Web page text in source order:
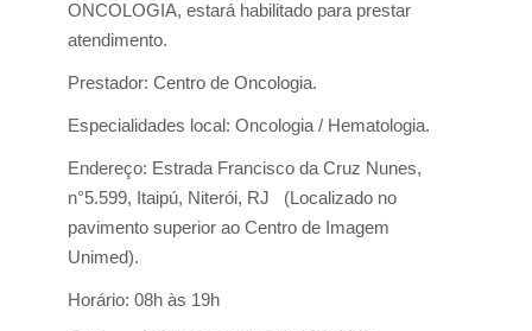
ONCOLOGIA, estará habilitado para prestar
atendimento.
Prestador: Centro de Oncologia.
Especialidades local: Oncologia / Hematologia.
Endereço: Estrada Francisco da Cruz Nunes,
n°5.599, Itaipú, Niterói, RJ (Localizado no
pavimento superior ao Centro de Imagem
Unimed).
Horário: 08h às 19h